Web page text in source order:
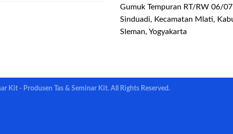
Gumuk Tempuran RT/RW 06/
Sinduadi, Kecamatan Mlati,
Sleman, Yogyakarta
Kit - Produsen Tas & Seminar Kit. All Rights Reserved.